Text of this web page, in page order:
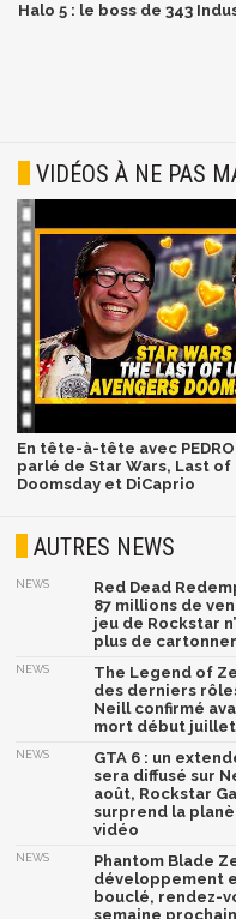
Halo 5 : le boss de 343
VIDÉOS À NE PAS
En tête-à-tête avec PEDRO
parlé de Star Wars, Last of
Doomsday et DiCaprio
AUTRES NEWS
NEWS
Red Dead
87 millions de
jeu de Rockstar
plus de cartonner
NEWS
The Legend of
des derniers
Neill confirmé
mort début juillet
NEWS
GTA 6 : un
sera diffusé sur
août, Rockstar
surprend la
vidéo
NEWS
Phantom Blade
développement
bouclé, rendez-
semaine